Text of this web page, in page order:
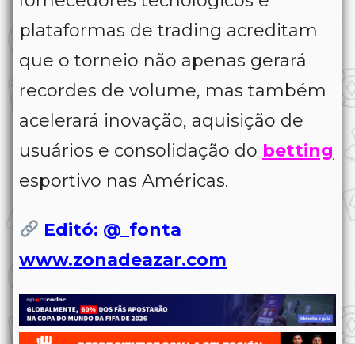
plataformas de trading acreditam
que o torneio não apenas gerará
recordes de volume, mas também
acelerará inovação, aquisição de
usuários e consolidação do betting
esportivo nas Américas.
Editó: @_fonta
www.zonadeazar.com